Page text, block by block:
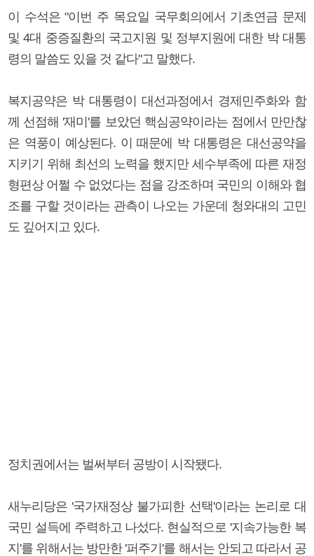
이 수석은 "이번 주 목요일 국무회의에서 기초연금 문제
및 4대 중증질환의 국고지원 및 정부지원에 대한 박 대통
령의 말씀도 있을 것 같다"고 말했다.
복지공약은 박 대통령이 대선과정에서 경제민주화와 함
께 선점해 '재미'를 보았던 핵심공약이라는 점에서 만만찮
은 역풍이 예상된다. 이 때문에 박 대통령은 대선공약을
지키기 위해 최선의 노력을 했지만 세수부족에 따른 재정
형편상 어쩔 수 없었다는 점을 강조하며 국민의 이해와 협
조를 구할 것이라는 관측이 나오는 가운데 청와대의 고민
도 깊어지고 있다.
정치권에서는 벌써부터 공방이 시작됐다.
새누리당은 '국가재정상 불가피한 선택'이라는 논리로 대
국민 설득에 주력하고 나섰다. 현실적으로 '지속가능한 복
지'를 위해서는 방만한 '퍼주기'를 해서는 안되고 따라서 공